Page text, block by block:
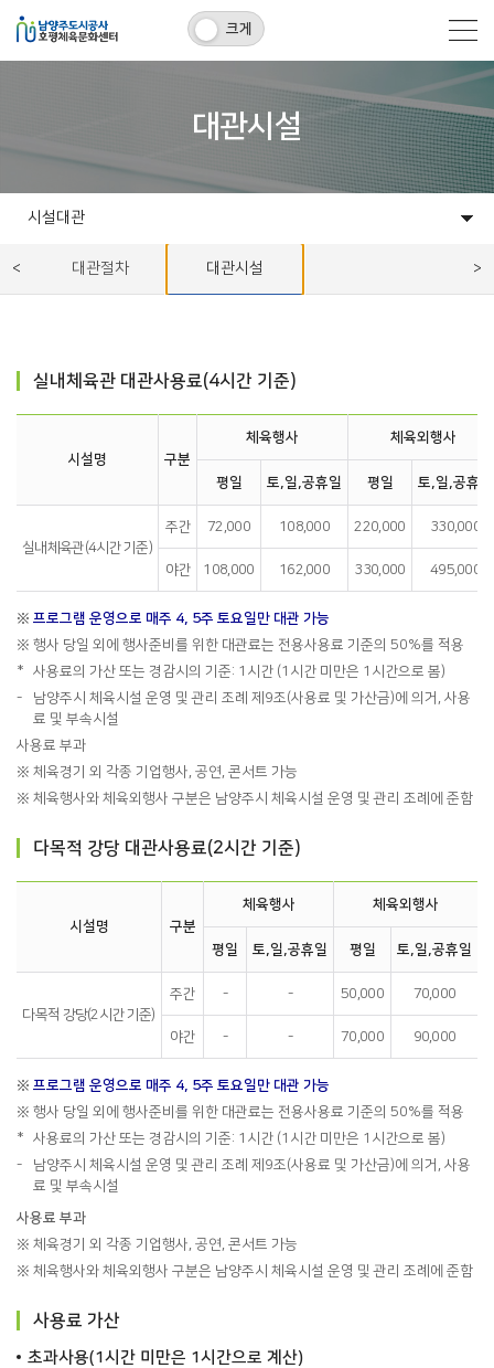
크게
대관시설
시설대관
센터소개
프로그램
시설대관
백봉멀티스포츠센터
고객센터
알림마당대관절차 대관시설
실내체육관 대관사용료(4시간 기준)
시설명 구분
체육행사 체육외행사
평일 토,일,공휴일 평일 토,일,공휴일
실내체육관(4시간 기준)
주간 72,000 108,000 220,000 330,000
야간 108,000 162,000 330,000 495,000
※ 프로그램 운영으로 매주 4, 5주 토요일만 대관 가능
※ 행사 당일 외에 행사준비를 위한 대관료는 전용사용료 기준의 50%를 적용
*
사용료의 가산 또는 경감시의 기준: 1시간 (1시간 미만은 1시간으로 봄)
-
남양주시 체육시설 운영 및 관리 조례 제9조(사용료 및 가산금)에 의거, 사용
료 및 부속시설
사용료 부과
※ 체육경기 외 각종 기업행사, 공연, 콘서트 가능
※ 체육행사와 체육외행사 구분은 남양주시 체육시설 운영 및 관리 조례에 준함
다목적 강당 대관사용료(2시간 기준)
시설명 구분
체육행사 체육외행사
평일 토,일,공휴일 평일 토,일,공휴일
다목적 강당(2시간 기준)
주간 - - 50,000 70,000
야간 - - 70,000 90,000
※ 프로그램 운영으로 매주 4, 5주 토요일만 대관 가능
※ 행사 당일 외에 행사준비를 위한 대관료는 전용사용료 기준의 50%를 적용
*
사용료의 가산 또는 경감시의 기준: 1시간 (1시간 미만은 1시간으로 봄)
-
남양주시 체육시설 운영 및 관리 조례 제9조(사용료 및 가산금)에 의거, 사용
료 및 부속시설
사용료 부과
※ 체육경기 외 각종 기업행사, 공연, 콘서트 가능
※ 체육행사와 체육외행사 구분은 남양주시 체육시설 운영 및 관리 조례에 준함
사용료 가산
초과사용(1시간 미만은 1시간으로 계산)